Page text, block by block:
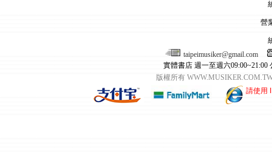
營
taipeimusiker@gmail.com
實體書店 週一至週六09:00~21:00
版權所有
請使用